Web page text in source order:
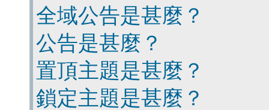
全域公告是甚麼？
公告是甚麼？
置頂主題是甚麼？
鎖定主題是甚麼？